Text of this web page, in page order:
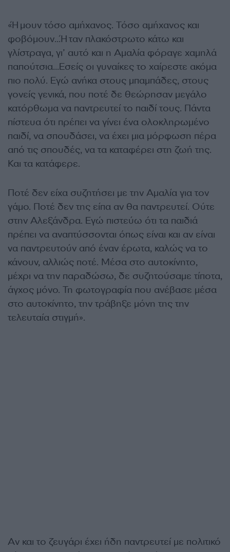
«Ήμουν τόσο αμήχανος. Τόσο αμήχανος και
φοβόμουν…Ήταν πλακόστρωτο κάτω και
γλίστραγα, γι’ αυτό και η Αμαλία φόραγε χαμηλά
παπούτσια…Εσείς οι γυναίκες το χαίρεστε ακόμα
πιο πολύ. Εγώ ανήκα στους μπαμπάδες, στους
γονείς γενικά, που ποτέ δε θεώρησαν μεγάλο
κατόρθωμα να παντρευτεί το παιδί τους. Πάντα
πίστευα ότι πρέπει να γίνει ένα ολοκληρωμένο
παιδί, να σπουδάσει, να έχει μια μόρφωση πέρα
από τις σπουδές, να τα καταφέρει στη ζωή της.
Και τα κατάφερε.
Ποτέ δεν είχα συζητήσει με την Αμαλία για τον
γάμο. Ποτέ δεν της είπα αν θα παντρευτεί. Ούτε
στην Αλεξάνδρα. Εγώ πιστεύω ότι τα παιδιά
πρέπει να αναπτύσσονται όπως είναι και αν είναι
να παντρευτούν από έναν έρωτα, καλώς να το
κάνουν, αλλιώς ποτέ. Μέσα στο αυτοκίνητο,
μέχρι να την παραδώσω, δε συζητούσαμε τίποτα,
άγχος μόνο. Τη φωτογραφία που ανέβασε μέσα
στο αυτοκίνητο, την τράβηξε μόνη της την
τελευταία στιγμή».
Αν και το ζευγάρι έχει ήδη παντρευτεί με πολιτικό